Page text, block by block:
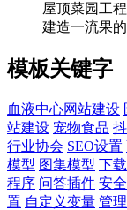
屋顶菜园工
建造一流果
模板关键字
血液中心网站建设
站建设 宠物食品
行业协会 SEO设置
模型 图集模型 下
程序 问答插件 安
置 自定义变量 管